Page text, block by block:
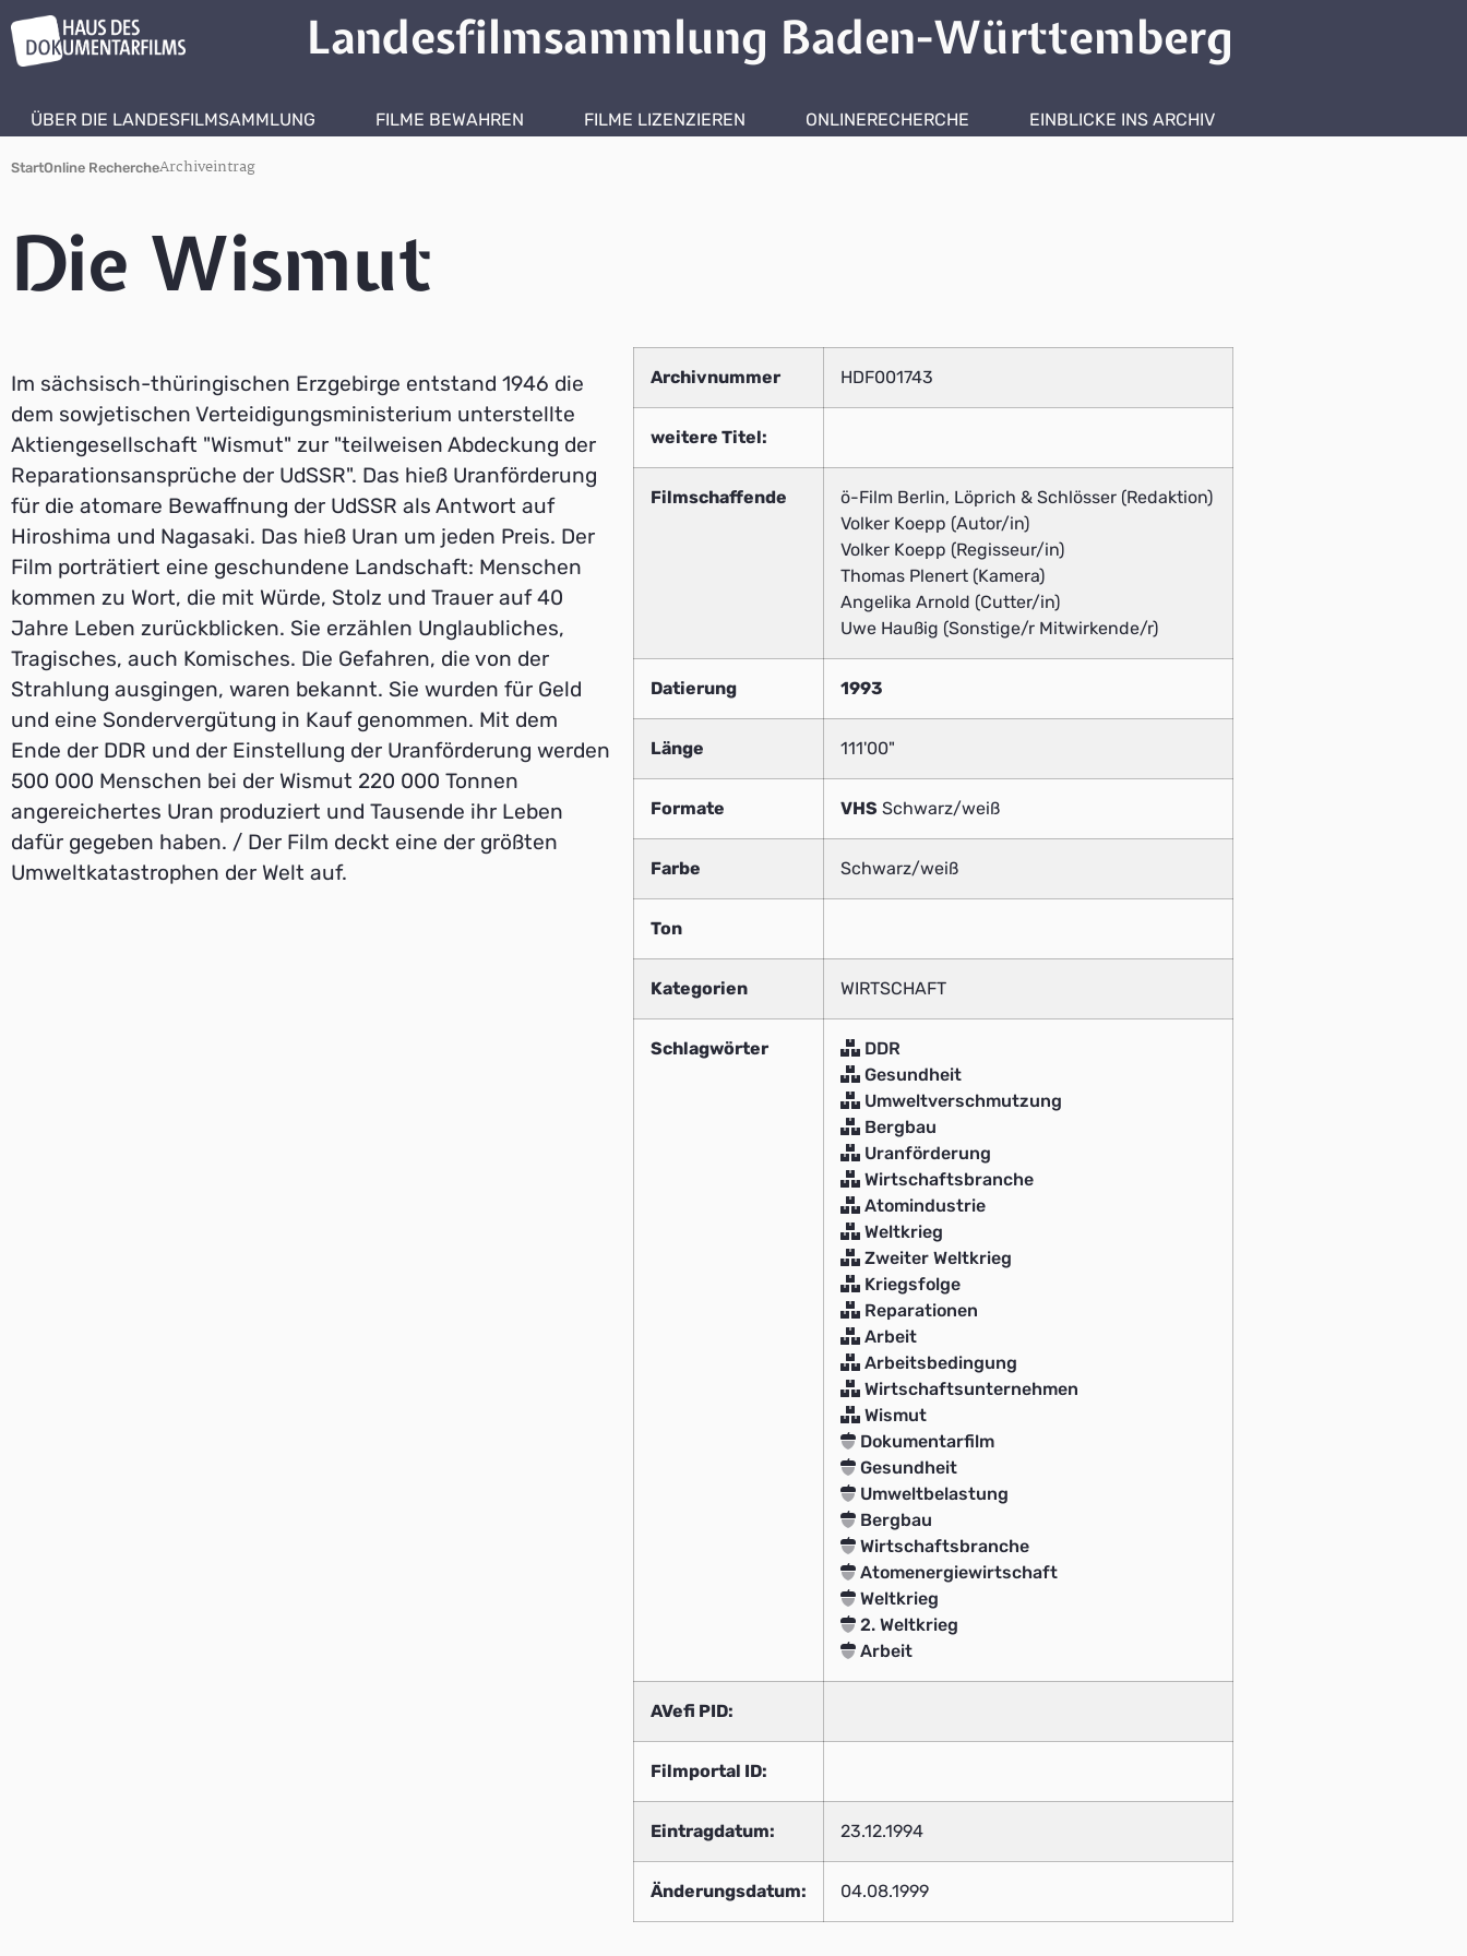
Landesfilmsammlung Baden-Württemberg
ÜBER DIE LANDESFILMSAMMLUNG FILME BEWAHREN FILME LIZENZIEREN ONLINERECHERCHE EINBLICKE INS ARCHIV
StartOnline RechercheArchiveintrag
Die Wismut
Im sächsisch-thüringischen Erzgebirge entstand 1946 die
dem sowjetischen Verteidigungsministerium unterstellte
Aktiengesellschaft "Wismut" zur "teilweisen Abdeckung der
Reparationsansprüche der UdSSR". Das hieß Uranförderung
für die atomare Bewaffnung der UdSSR als Antwort auf
Hiroshima und Nagasaki. Das hieß Uran um jeden Preis. Der
Film porträtiert eine geschundene Landschaft: Menschen
kommen zu Wort, die mit Würde, Stolz und Trauer auf 40
Jahre Leben zurückblicken. Sie erzählen Unglaubliches,
Tragisches, auch Komisches. Die Gefahren, die von der
Strahlung ausgingen, waren bekannt. Sie wurden für Geld
und eine Sondervergütung in Kauf genommen. Mit dem
Ende der DDR und der Einstellung der Uranförderung werden
500 000 Menschen bei der Wismut 220 000 Tonnen
angereichertes Uran produziert und Tausende ihr Leben
dafür gegeben haben. / Der Film deckt eine der größten
Umweltkatastrophen der Welt auf.
Archivnummer HDF001743
weitere Titel:
Filmschaffende
ö-Film Berlin, Löprich & Schlösser (Redaktion)
Volker Koepp (Autor/in)
Volker Koepp (Regisseur/in)
Thomas Plenert (Kamera)
Angelika Arnold (Cutter/in)
Uwe Haußig (Sonstige/r Mitwirkende/r)
Datierung 1993
Länge 111'00"
Formate VHS Schwarz/weiß
Farbe Schwarz/weiß
Ton
Kategorien WIRTSCHAFT
Schlagwörter
DDR
Gesundheit
Umweltverschmutzung
Bergbau
Uranförderung
Wirtschaftsbranche
Atomindustrie
Weltkrieg
Zweiter Weltkrieg
Kriegsfolge
Reparationen
Arbeit
Arbeitsbedingung
Wirtschaftsunternehmen
Wismut
Dokumentarfilm
Gesundheit
Umweltbelastung
Bergbau
Wirtschaftsbranche
Atomenergiewirtschaft
Weltkrieg
2. Weltkrieg
Arbeit
AVefi PID:
Filmportal ID:
Eintragdatum: 23.12.1994
Änderungsdatum: 04.08.1999